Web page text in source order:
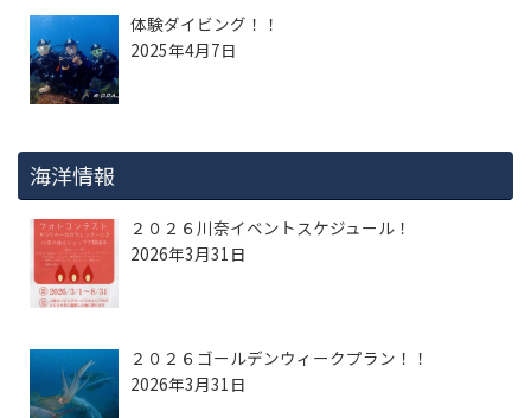
体験ダイビング！！
2025年4月7日
海洋情報
２０２６川奈イベントスケジュール！
2026年3月31日
２０２６ゴールデンウィークプラン！！
2026年3月31日